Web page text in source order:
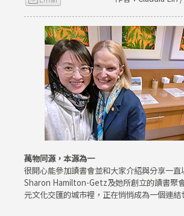
萬物同源，本源為一
很開心能參加讀書會並和大家介紹與分享一直
Sharon Hamilton-Getz及她所創立的讀書聚
元文化交匯的城市裡，正在悄悄成為一個連結